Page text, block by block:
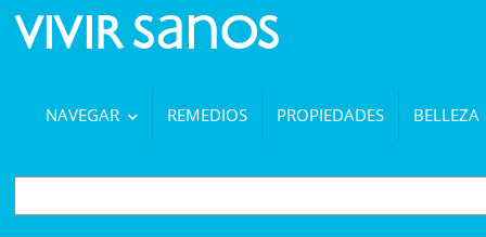
NAVEGAR REMEDIOS PROPIEDADES BELLEZA
BUSCAR